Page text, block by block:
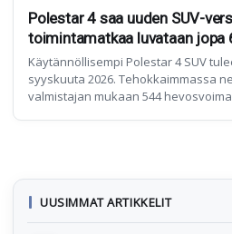
Polestar 4 saa uuden SUV-
toimintamatkaa luvataan jopa
Käytännöllisempi Polestar 4 SUV
syyskuuta 2026. Tehokkaimmassa
valmistajan mukaan 544
UUSIMMAT ARTIKKELIT